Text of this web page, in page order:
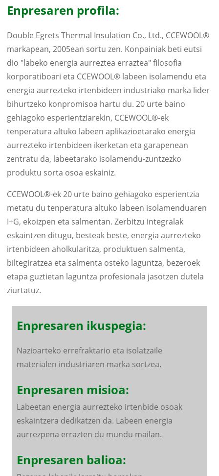
Enpresaren profila:
Double Egrets Thermal Insulation Co., Ltd., CCEWOOL®
markapean, 2005ean sortu zen. Konpainiak beti eutsi
dio "labeko energia aurreztea erraztea" filosofia
korporatiboari eta CCEWOOL® labeen isolamendu eta
energia aurrezteko irtenbideen industriako marka lider
bihurtzeko konpromisoa hartu du. 20 urte baino
gehiagoko esperientziarekin, CCEWOOL®-ek
tenperatura altuko labeen aplikazioetarako energia
aurrezteko irtenbideen ikerketan eta garapenean
zentratu da, labeetarako isolamendu-zuntzezko
produktu sorta osoa eskainiz.
CCEWOOL®-ek 20 urte baino gehiagoko esperientzia
metatu du tenperatura altuko labeen isolamenduaren
I+G, ekoizpen eta salmentan. Zerbitzu integralak
eskaintzen ditugu, besteak beste, energia aurrezteko
irtenbideen aholkularitza, produktuen salmenta,
biltegiratzea eta salmenta osteko laguntza, bezeroek
etapa guztietan laguntza profesionala jasotzen dutela
ziurtatuz.
Enpresaren ikuspegia:
Nazioarteko errefraktario eta isolatzaile
materialen industriaren marka sortzea.
Enpresaren misioa:
Labeetan energia aurrezteko irtenbide osoak
eskaintzera dedikatzen da. Labeen energia
aurrezpena errazten du mundu mailan.
Enpresaren balioa: